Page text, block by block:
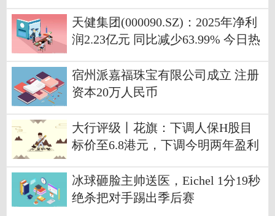
天健集团(000090.SZ)：2025年净利
润2.23亿元 同比减少63.99% 今日热
宿州派嘉福珠宝有限公司成立 注册
资本20万人民币
大行评级丨花旗：下调人保H股目
标价至6.8港元，下调今明两年盈利
冰球砸脸主帅送医，Eichel 1分19秒
绝杀把对手踢出季后赛